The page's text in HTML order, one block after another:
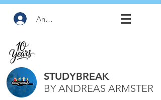
Anmelden
STUDYBREAK
BY ANDREAS ARMSTER